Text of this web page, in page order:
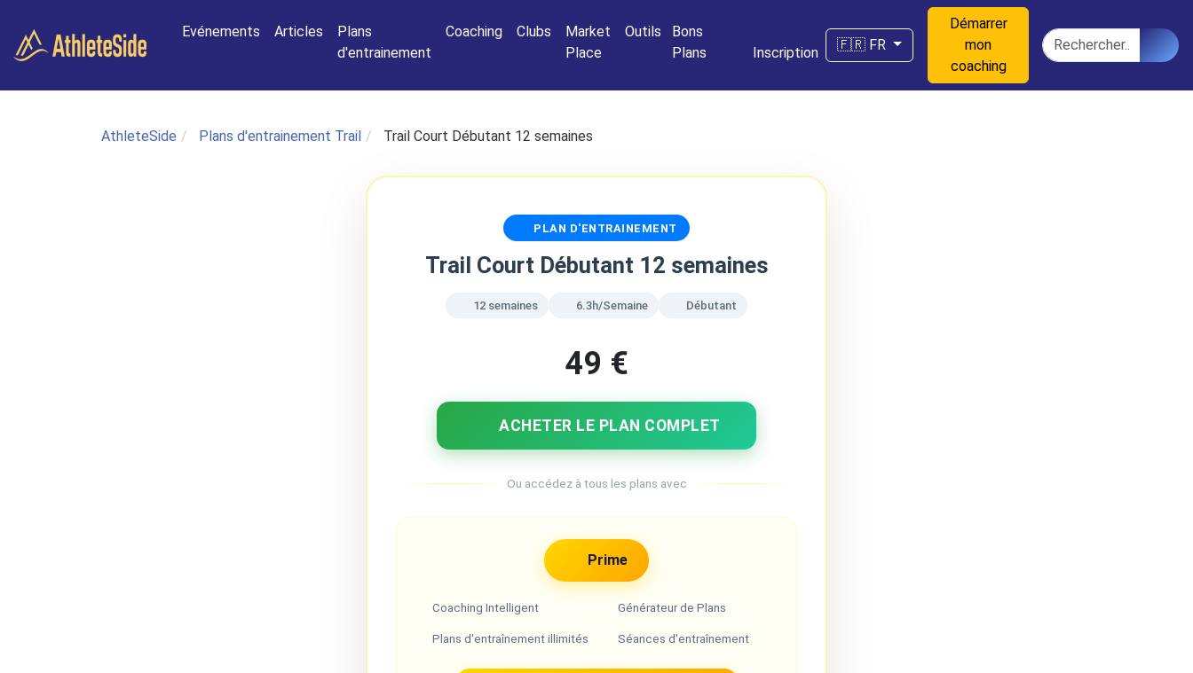
Evénements
Articles
Plans
d'entrainement
Coaching Clubs
Market
Place
Outils
Bons
Plans
Inscription
🇫🇷 FR
Démarrer
mon
coaching
Rechercher
AthleteSide Plans d'entrainement Trail Trail Court Débutant 12 semaines
PLAN D'ENTRAINEMENT
Trail Court Débutant 12 semaines
12 semaines 6.3h/Semaine Débutant
49 €
ACHETER LE PLAN COMPLET
Ou accédez à tous les plans avec
Prime
Coaching Intelligent Générateur de Plans
Plans d'entraînement illimités Séances d'entraînement